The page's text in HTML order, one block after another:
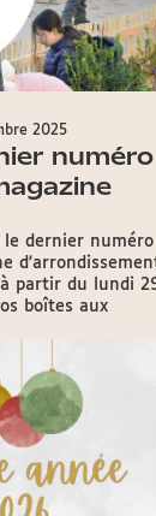
2025
numéro
le dernier numéro
partir du lundi
boîtes aux